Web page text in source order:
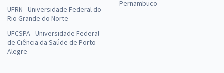
UFRN - Universidade Federal do
Rio Grande do Norte
UFCSPA - Universidade Federal
de Ciência da Saúde de Porto
Alegre
Pernambuco